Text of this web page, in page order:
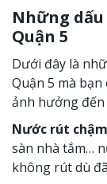
Những
Quận 5
Dưới đây là
Quận 5 mà
ảnh hưởng đến
Nước rút
sàn nhà tắm…
không rút dù